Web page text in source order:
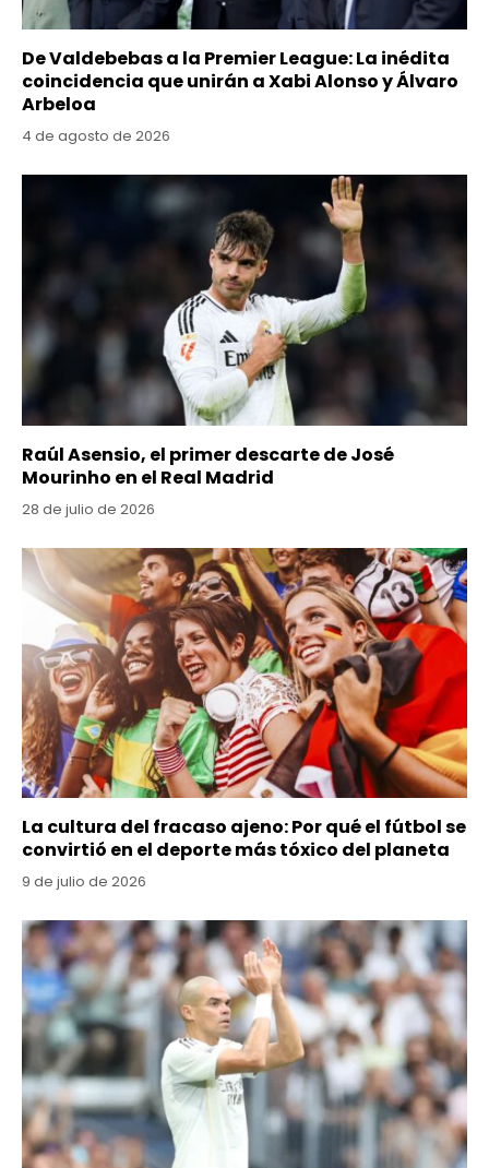
De Valdebebas a la Premier League: La inédita
coincidencia que unirán a Xabi Alonso y Álvaro
Arbeloa
4 de agosto de 2026
Raúl Asensio, el primer descarte de José
Mourinho en el Real Madrid
28 de julio de 2026
La cultura del fracaso ajeno: Por qué el fútbol se
convirtió en el deporte más tóxico del planeta
9 de julio de 2026